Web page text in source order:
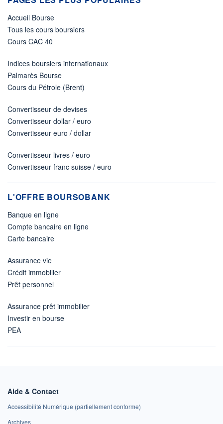
Accueil Bourse
Tous les cours boursiers
Cours CAC 40
Indices boursiers internationaux
Palmarès Bourse
Cours du Pétrole (Brent)
Convertisseur de devises
Convertisseur dollar / euro
Convertisseur euro / dollar
Convertisseur livres / euro
Convertisseur franc suisse / euro
L'OFFRE BOURSOBANK
Banque en ligne
Compte bancaire en ligne
Carte bancaire
Assurance vie
Crédit immobilier
Prêt personnel
Assurance prêt immobilier
Investir en bourse
PEA
Aide & Contact
Accessibilité Numérique (partiellement conforme)
Archives